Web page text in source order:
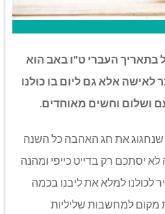
העברי ט"ו באב הוא
אלא גם ליום בו כולנו
ושלום וחשים מאוחדים.
שנחגוג את חג האהבה כל השנה
יסתכם רק בדייט כייפי ומהנה
לכולנו למלא את ליבנו בכמה
מקום למחשבות שליליות